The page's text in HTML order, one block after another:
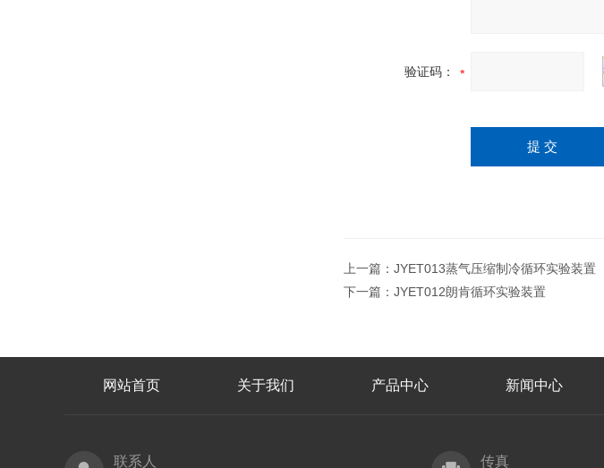
验证码：
上一篇： JYET013蒸气压缩制冷循环实验装置
下一篇： JYET012朗肯循环实验装置
网站首页 关于我们 产品中心 新闻中心
联系人 传真